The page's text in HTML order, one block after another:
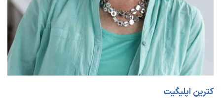
کترین اپلیگیت